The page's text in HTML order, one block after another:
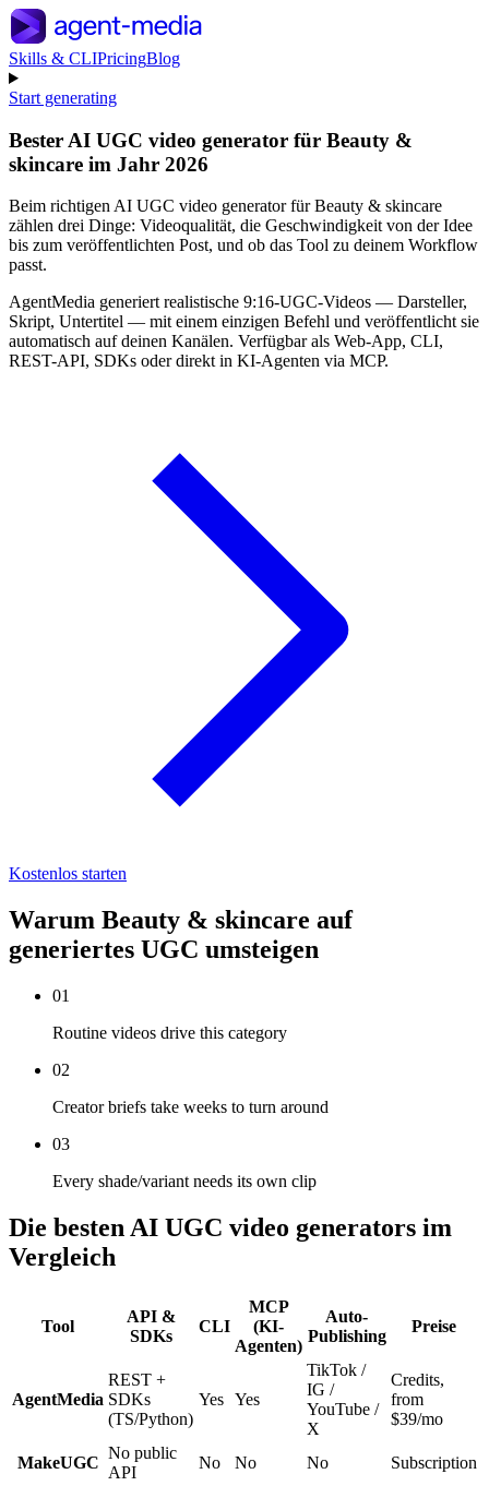
Skills & CLIPricingBlog
Start generating
Bester AI UGC video generator für Beauty &
skincare im Jahr 2026
Beim richtigen AI UGC video generator für Beauty & skincare
zählen drei Dinge: Videoqualität, die Geschwindigkeit von der Idee
bis zum veröffentlichten Post, und ob das Tool zu deinem Workflow
passt.
AgentMedia generiert realistische 9:16-UGC-Videos — Darsteller,
Skript, Untertitel — mit einem einzigen Befehl und veröffentlicht sie
automatisch auf deinen Kanälen. Verfügbar als Web-App, CLI,
REST-API, SDKs oder direkt in KI-Agenten via MCP.
Kostenlos starten
Warum Beauty & skincare auf
generiertes UGC umsteigen
01
Routine videos drive this category
02
Creator briefs take weeks to turn around
03
Every shade/variant needs its own clip
Die besten AI UGC video generators im
Vergleich
Tool
API &
SDKs
CLI
MCP
(KI-
Agenten)
Auto-
Publishing
Preise
AgentMedia
REST +
SDKs
(TS/Python)
Yes Yes
TikTok /
IG /
YouTube /
X
Credits,
from
$39/mo
MakeUGC
No public
API
No No No
Subscription